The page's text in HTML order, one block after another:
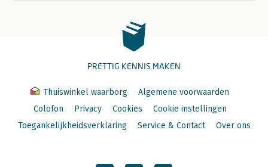
PRETTIG KENNIS MAKEN
Thuiswinkel waarborg
Algemene voorwaarden
Colofon
Privacy Cookies
Cookie instellingen
Toegankelijkheidsverklaring
Service & Contact Over ons